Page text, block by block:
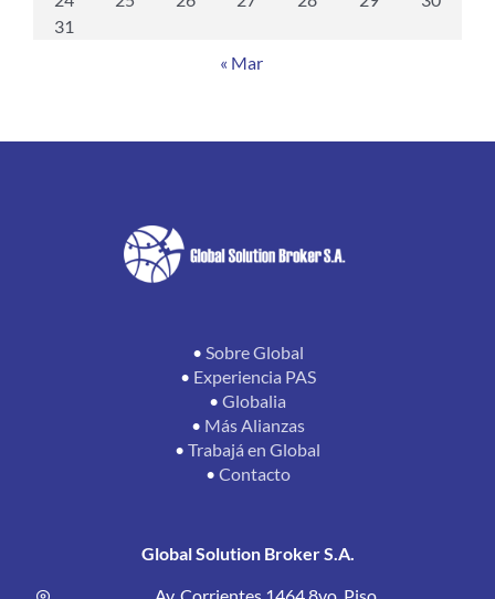
31
« Mar
• Sobre Global
• Experiencia PAS
• Globalia
• Más Alianzas
• Trabajá en Global
• Contacto
Global Solution Broker S.A.